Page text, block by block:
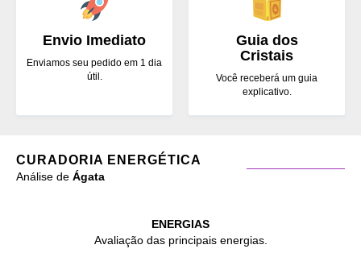
Envio Imediato
Enviamos seu pedido em 1 dia
útil.
Guia dos
Cristais
Você receberá um guia
explicativo.
CURADORIA ENERGÉTICA
Análise de Ágata
ENERGIAS
Avaliação das principais energias.